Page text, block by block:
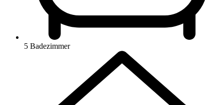
5 Badezimmer